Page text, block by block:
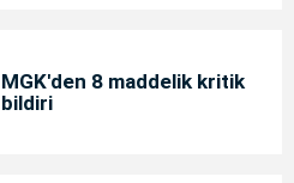
MGK'den 8 maddelik kritik
bildiri